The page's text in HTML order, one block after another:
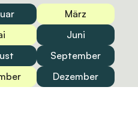
März
Juni
September
Dezember